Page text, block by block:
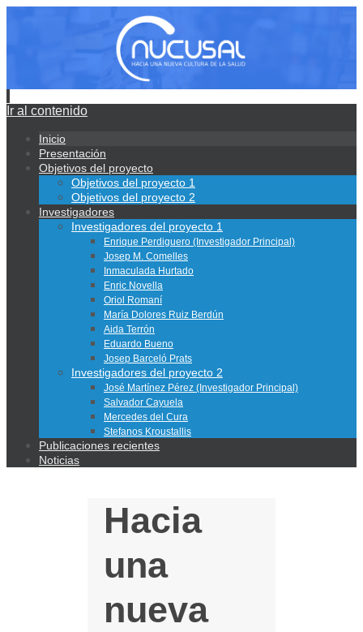
Ir al contenido
Inicio
Presentación
Objetivos del proyecto
Objetivos del proyecto 1
Objetivos del proyecto 2
Investigadores
Investigadores del proyecto 1
Enrique Perdiguero (Investigador Principal)
Josep M. Comelles
Inmaculada Hurtado
Enric Novella
Oriol Romaní
María Dolores Ruiz Berdún
Aida Terrón
Eduardo Bueno
Josep Barceló Prats
Investigadores del proyecto 2
José Martínez Pérez (Investigador Principal)
Salvador Cayuela
Mercedes del Cura
Stefanos Kroustallis
Publicaciones recientes
Noticias
Hacia
una
nueva